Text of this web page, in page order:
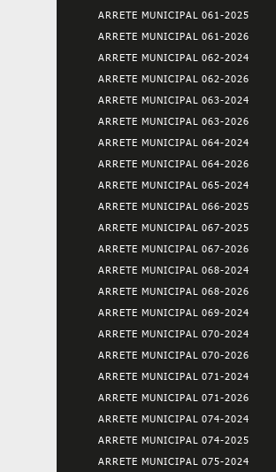
ARRETE MUNICIPAL 061-2025
ARRETE MUNICIPAL 061-2026
ARRETE MUNICIPAL 062-2024
ARRETE MUNICIPAL 062-2026
ARRETE MUNICIPAL 063-2024
ARRETE MUNICIPAL 063-2026
ARRETE MUNICIPAL 064-2024
ARRETE MUNICIPAL 064-2026
ARRETE MUNICIPAL 065-2024
ARRETE MUNICIPAL 066-2025
ARRETE MUNICIPAL 067-2025
ARRETE MUNICIPAL 067-2026
ARRETE MUNICIPAL 068-2024
ARRETE MUNICIPAL 068-2026
ARRETE MUNICIPAL 069-2024
ARRETE MUNICIPAL 070-2024
ARRETE MUNICIPAL 070-2026
ARRETE MUNICIPAL 071-2024
ARRETE MUNICIPAL 071-2026
ARRETE MUNICIPAL 074-2024
ARRETE MUNICIPAL 074-2025
ARRETE MUNICIPAL 075-2024